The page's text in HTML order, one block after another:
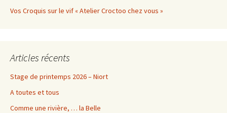
Vos Croquis sur le vif « Atelier Croctoo chez vous »
Articles récents
Stage de printemps 2026 – Niort
A toutes et tous
Comme une rivière, … la Belle